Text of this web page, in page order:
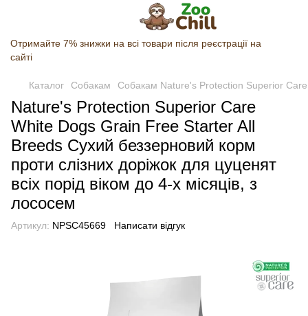
Отримайте 7% знижки на всі товари після реєстрації на
сайті
Каталог Собакам Собакам Nature's Protection Superior Care
Nature's Protection Superior Care
White Dogs Grain Free Starter All
Breeds Сухий беззерновий корм
проти слізних доріжок для цуценят
всіх порід віком до 4-х місяців, з
лососем
Артикул: NPSC45669 Написати відгук